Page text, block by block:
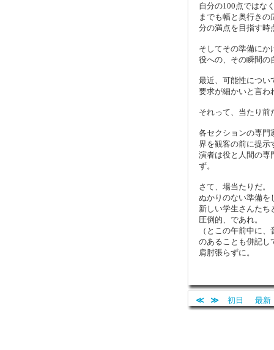
自分の100点ではな
までも幅と奥行き
分の満点を目指す時
そしてその準備にか
役への、その瞬間の
最近、可能性につい
要求が細かいと言わ
それって、当たり
各セクションの専門
界を観客の前に提示
演者は役と人間の専
ず。
さて、場当たりだ。
ぬかりのない準備を
新しい学生さんたち
圧倒的、であれ。
（とこの午前中に
のあることも併記し
肩肘張らずに。
≪ ≫ 初日 最新